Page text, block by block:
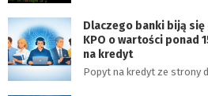
Dlaczego banki biją się
KPO o wartości ponad
na kredyt
Popyt na kredyt ze strony